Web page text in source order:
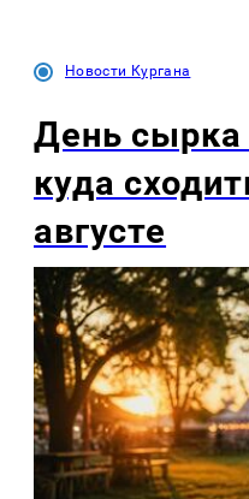
Новости Кургана
День сырка
куда
августе